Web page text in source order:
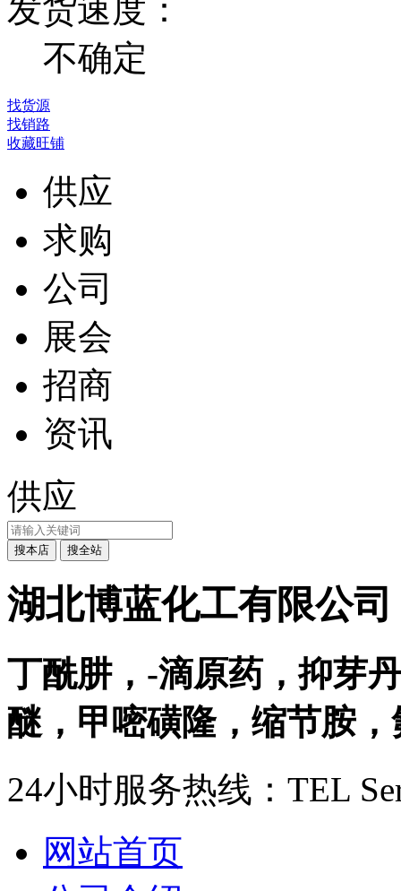
发货速度：
不确定
找货源
找销路
收藏旺铺
供应
求购
公司
展会
招商
资讯
供应
湖北博蓝化工有限公司
丁酰肼，-滴原药，抑芽
醚，甲嘧磺隆，缩节胺，
24小时服务热线： TEL
网站首页